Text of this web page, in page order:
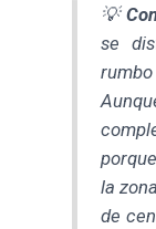
💡
se
la
de